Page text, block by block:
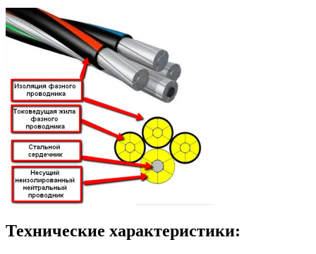
Технические характеристики: